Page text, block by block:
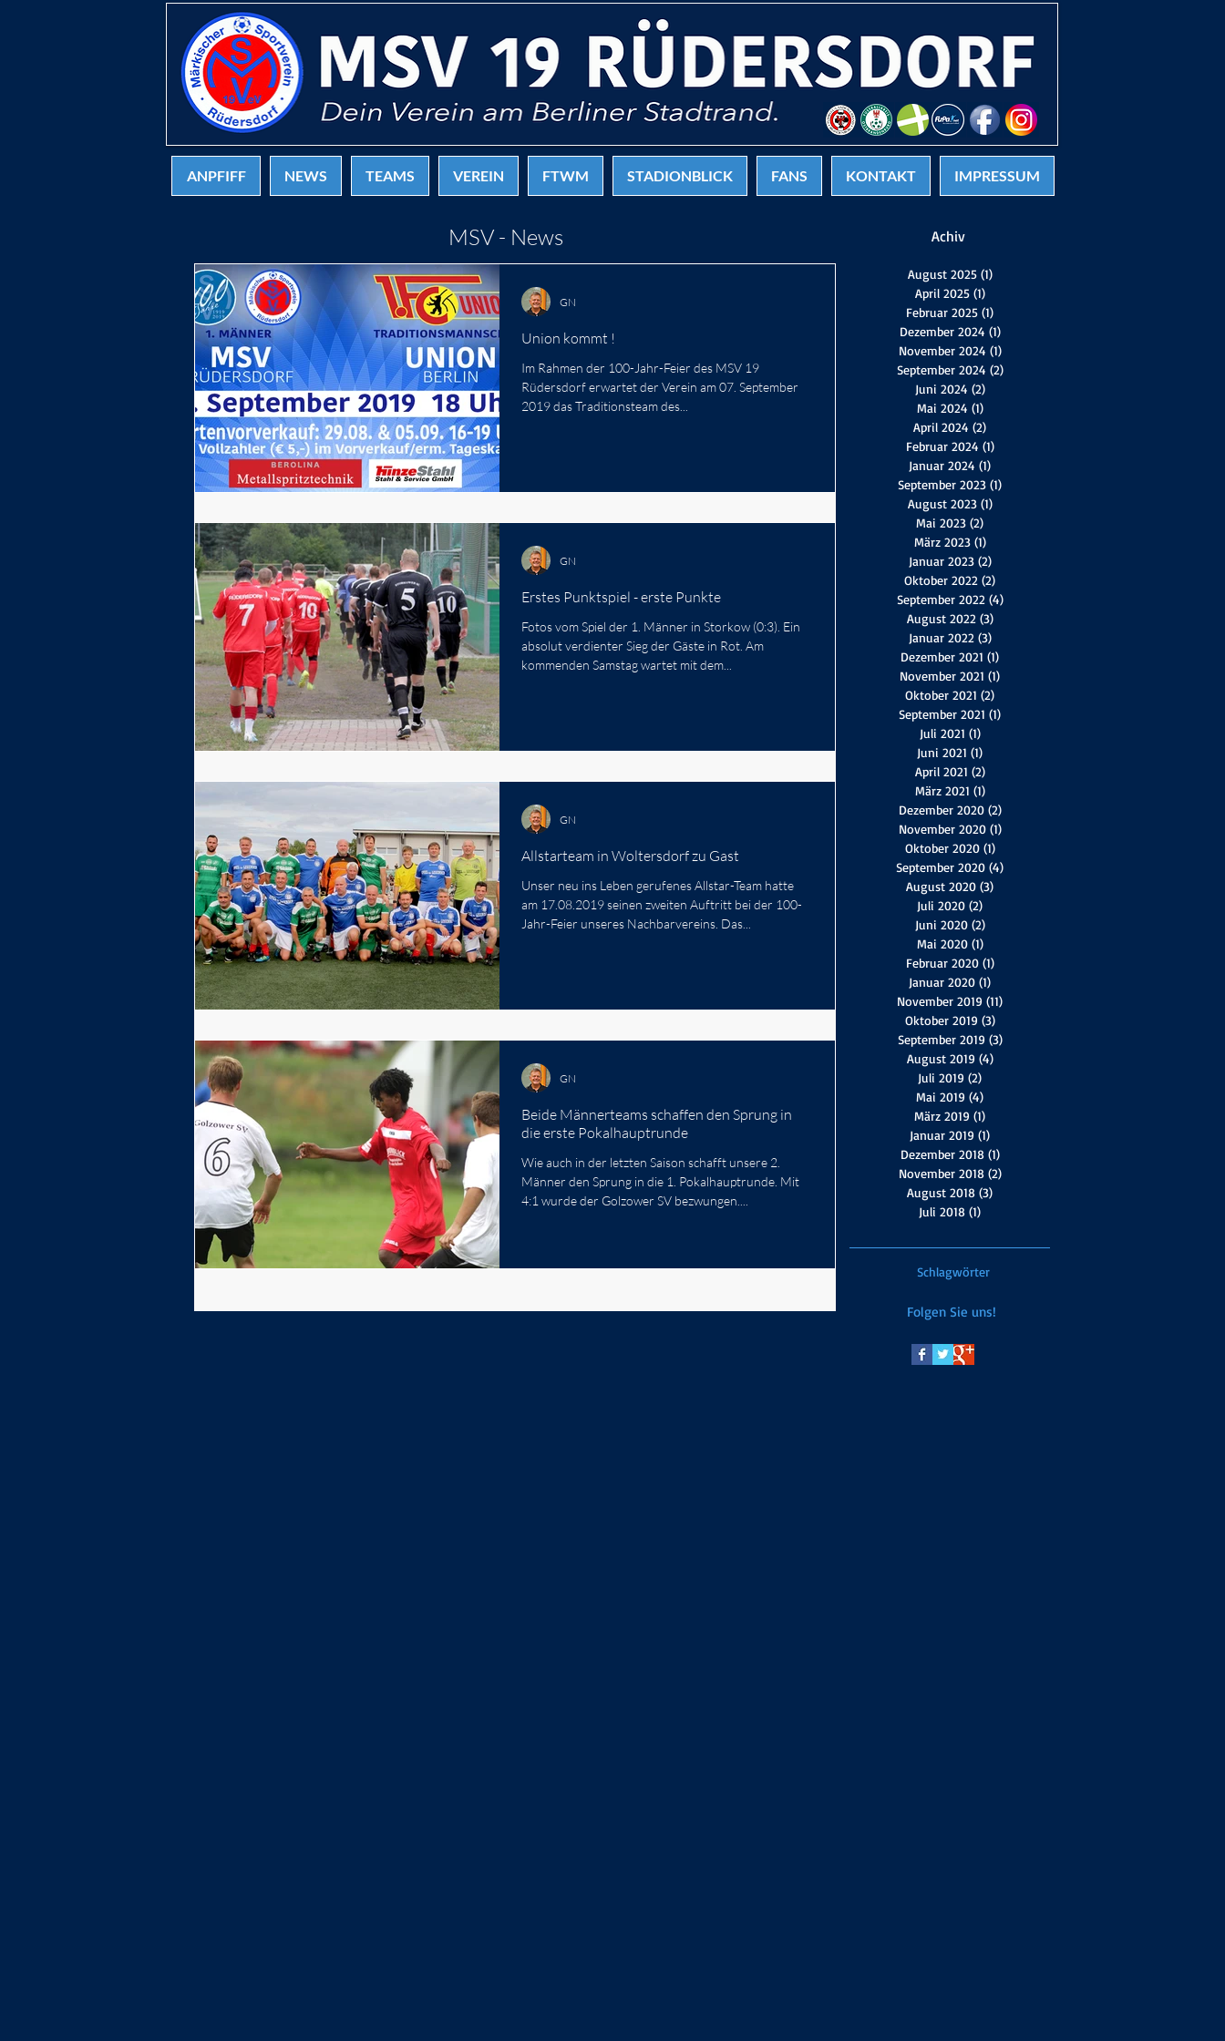
ANPFIFF NEWS TEAMS VEREIN FTWM STADIONBLICK FANS KONTAKT IMPRESSUM
MSV - News Achiv
August 2025 (1)1 Beitrag
April 2025 (1)1 Beitrag
Februar 2025 (1)
Dezember 2024 (1)1 Beitrag
November 2024 (1)1 Beitrag
September 2024 (2)2 Beiträge
Juni 2024 (2)2 Beiträge
Mai 2024 (1)1 Beitrag
April 2024 (2)
Februar 2024 (1)1 Beitrag
Januar 2024 (1)
September 2023 (1)
August 2023 (1)1 Beitrag
Mai 2023 (2)
März 2023 (1)1 Beitrag
Januar 2023 (2)2 Beiträge
Oktober 2022 (2)
September 2022 (4)4 Beiträge
August 2022 (3)3 Beiträge
Januar 2022 (3)3 Beiträge
Dezember 2021 (1)
November 2021 (1)
Oktober 2021 (2)
September 2021 (1)
Juli 2021 (1)1 Beitrag
Juni 2021 (1)
April 2021 (2)2 Beiträge
März 2021 (1)1 Beitrag
Dezember 2020 (2)2 Beiträge
November 2020 (1)1 Beitrag
Oktober 2020 (1)1 Beitrag
September 2020 (4)
August 2020 (3)
Juli 2020 (2)
Juni 2020 (2)2 Beiträge
Mai 2020 (1)1 Beitrag
Februar 2020 (1)1 Beitrag
Januar 2020 (1)
November 2019 (11)
Oktober 2019 (3)3 Beiträge
September 2019 (3)3 Beiträge
August 2019 (4)4 Beiträge
Juli 2019 (2)
Mai 2019 (4)
März 2019 (1)
Januar 2019 (1)
Dezember 2018 (1)1 Beitrag
November 2018 (2)2 Beiträge
August 2018 (3)
Juli 2018 (1)
Schlagwörter
Folgen Sie uns!
Union kommt !
Im Rahmen der 100-Jahr-Feier des MSV 19
Rüdersdorf erwartet der Verein am 07. September
2019 das Traditionsteam des...
GN
Erstes Punktspiel - erste Punkte
Fotos vom Spiel der 1. Männer in Storkow (0:3). Ein
absolut verdienter Sieg der Gäste in Rot. Am
kommenden Samstag wartet mit dem...
GN
Allstarteam in Woltersdorf zu Gast
Unser neu ins Leben gerufenes Allstar-Team hatte
am 17.08.2019 seinen zweiten Auftritt bei der 100-
Jahr-Feier unseres Nachbarvereins. Das...
GN
Beide Männerteams schaffen den Sprung in
die erste Pokalhauptrunde
Wie auch in der letzten Saison schafft unsere 2.
Männer den Sprung in die 1. Pokalhauptrunde. Mit
4:1 wurde der Golzower SV bezwungen....
GN